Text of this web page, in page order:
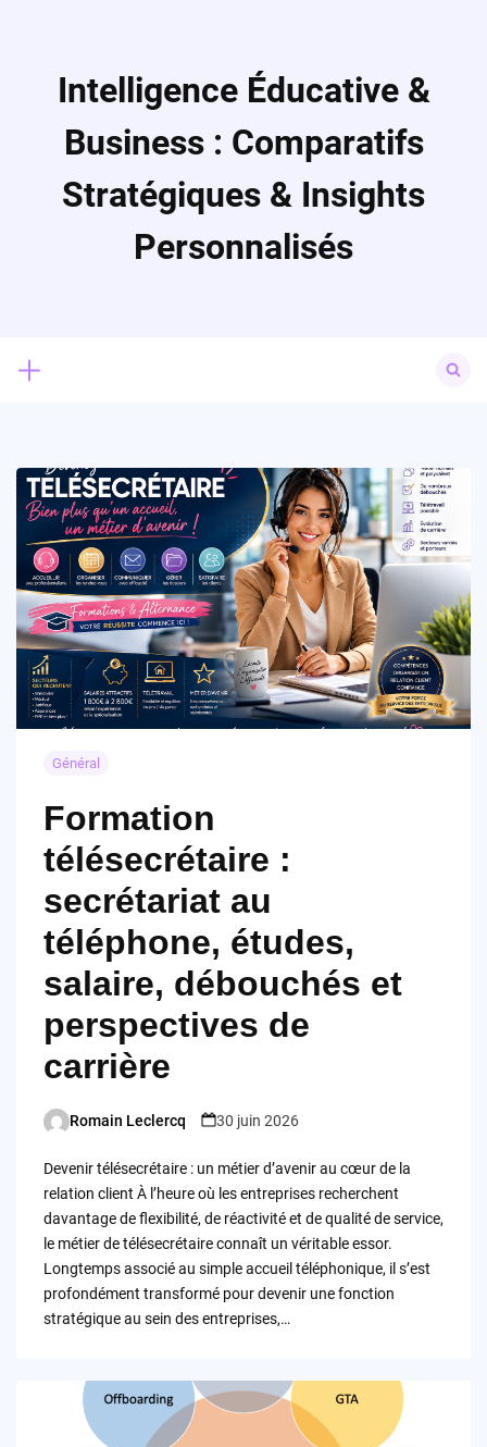
Intelligence Éducative &
Business : Comparatifs
Stratégiques & Insights
Personnalisés
for:
Général
Formation
télésecrétaire :
secrétariat au
téléphone, études,
salaire, débouchés et
perspectives de
carrière
Posted
Romain Leclercq 30 juin 2026
Devenir télésecrétaire : un métier d’avenir au cœur de la
relation client À l’heure où les entreprises recherchent
davantage de flexibilité, de réactivité et de qualité de service,
le métier de télésecrétaire connaît un véritable essor.
Longtemps associé au simple accueil téléphonique, il s’est
profondément transformé pour devenir une fonction
stratégique au sein des entreprises,…